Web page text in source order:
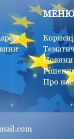
МЕНЮ
Новини
Про нас